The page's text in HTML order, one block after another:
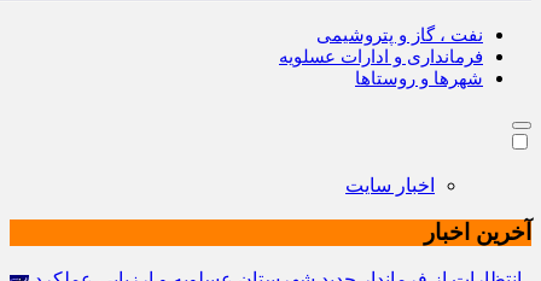
نفت ، گاز و پتروشیمی
فرمانداری و ادارات عسلویه
شهرها و روستاها
اخبار سایت
آخرین اخبار